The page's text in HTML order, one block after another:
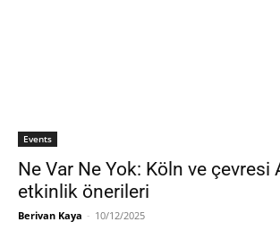
Events
Ne Var Ne Yok: Köln ve çevresi
etkinlik önerileri
Berivan Kaya - 10/12/2025